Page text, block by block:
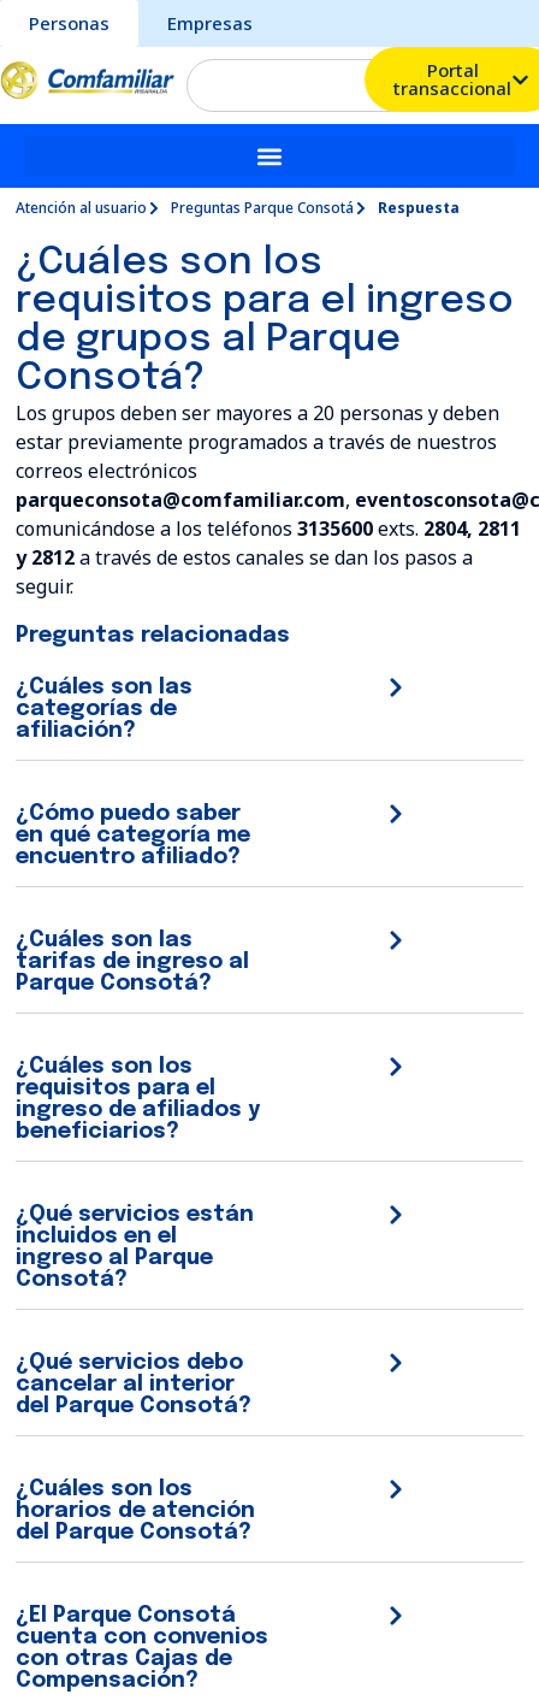
Personas
Empresas
Portal
transaccional
Atención al usuario Preguntas Parque Consotá Respuesta
¿Cuáles son los
requisitos para el ingreso
de grupos al Parque
Consotá?
Los grupos deben ser mayores a 20 personas y deben
estar previamente programados a través de nuestros
correos electrónicos
parqueconsota@comfamiliar.com,
comunicándose a los teléfonos 3135600exts. 2804, 2811
y 2812a través de estos canales se dan los pasos a
seguir.
Preguntas relacionadas
¿Cuáles son las
categorías de
afiliación?
¿Cómo puedo saber
en qué categoría me
encuentro afiliado?
¿Cuáles son las
tarifas de ingreso al
Parque Consotá?
¿Cuáles son los
requisitos para el
ingreso de afiliados y
beneficiarios?
¿Qué servicios están
incluidos en el
ingreso al Parque
Consotá?
¿Qué servicios debo
cancelar al interior
del Parque Consotá?
¿Cuáles son los
horarios de atención
del Parque Consotá?
¿El Parque Consotá
cuenta con convenios
con otras Cajas de
Compensación?